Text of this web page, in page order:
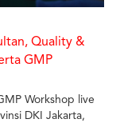
Quality &
GMP
Workshop live
DKI Jakarta,